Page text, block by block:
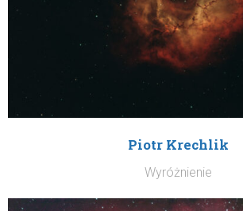
Piotr Krechlik
Wyróżnienie